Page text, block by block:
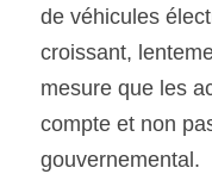
de véhicules
croissant,
mesure que les
compte et non
gouvernemental.